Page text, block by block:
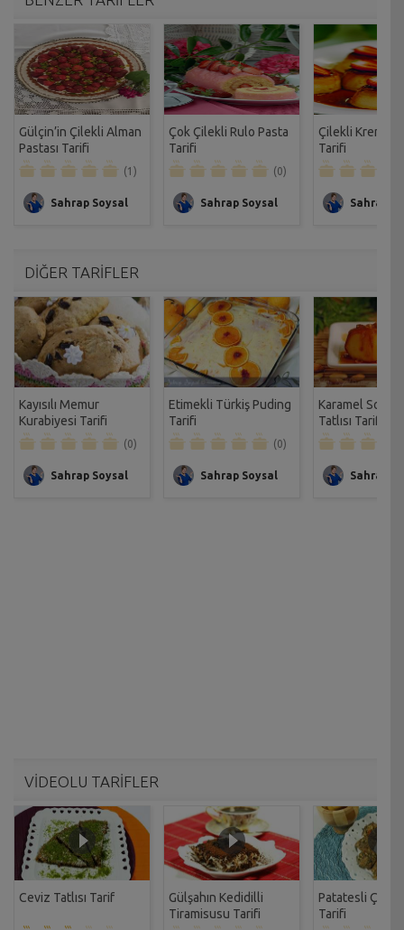
Gülçin’in Çilekli Alman
Pastası Tarifi
(1)
Sahrap Soysal
Çok Çilekli Rulo Pasta
Tarifi
(0)
Sahrap Soysal
Çilekli Krem
Tarifi
Sahrap
DİĞER TARİFLER
Kayısılı Memur
Kurabiyesi Tarifi
(0)
Sahrap Soysal
Etimekli Türkiş Puding
Tarifi
(0)
Sahrap Soysal
Karamel Soslu
Tatlısı Tarifi
Sahrap
VİDEOLU TARİFLER
Ceviz Tatlısı Tarif
Gülşahın Kedidilli
Tiramisusu Tarifi
Patatesli Çıtır
Tarifi